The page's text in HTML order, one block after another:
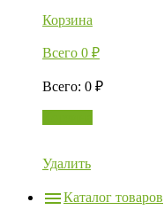
Корзина
Всего 0 ₽
Всего: 0 ₽
Удалить
Каталог товаров